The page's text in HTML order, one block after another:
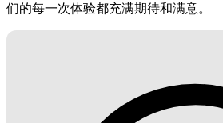
们的每一次体验都充满期待和满意。